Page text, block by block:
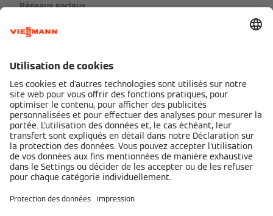
Réseaux sociaux
Partenaires de services Viessmann
Mentions légales
Cookie & Tracking